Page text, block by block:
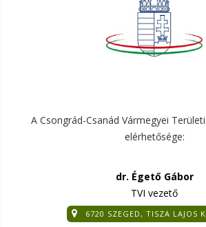
A Csongrád-Csanád Vármegyei
elérhetősége:
dr. Égető Gábor
TVI vezető
6720 SZEGED, TISZA LAJOS